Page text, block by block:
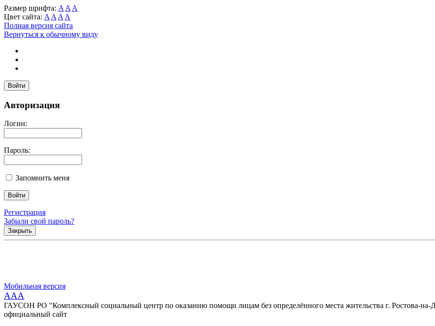
Размер шрифта: A A A
Цвет сайта: A A A A
Полная версия сайта
Вернуться к обычному виду
Войти
Авторизация
Логин:
Пароль:
Запомнить меня
Регистрация
Забыли свой пароль?
Закрыть
Мобильная версия
AAA
ГАУСОН РО "Комплексный социальный центр по оказанию помощи лицам без определённого места жительства г. Ростова-на-
официальный сайт